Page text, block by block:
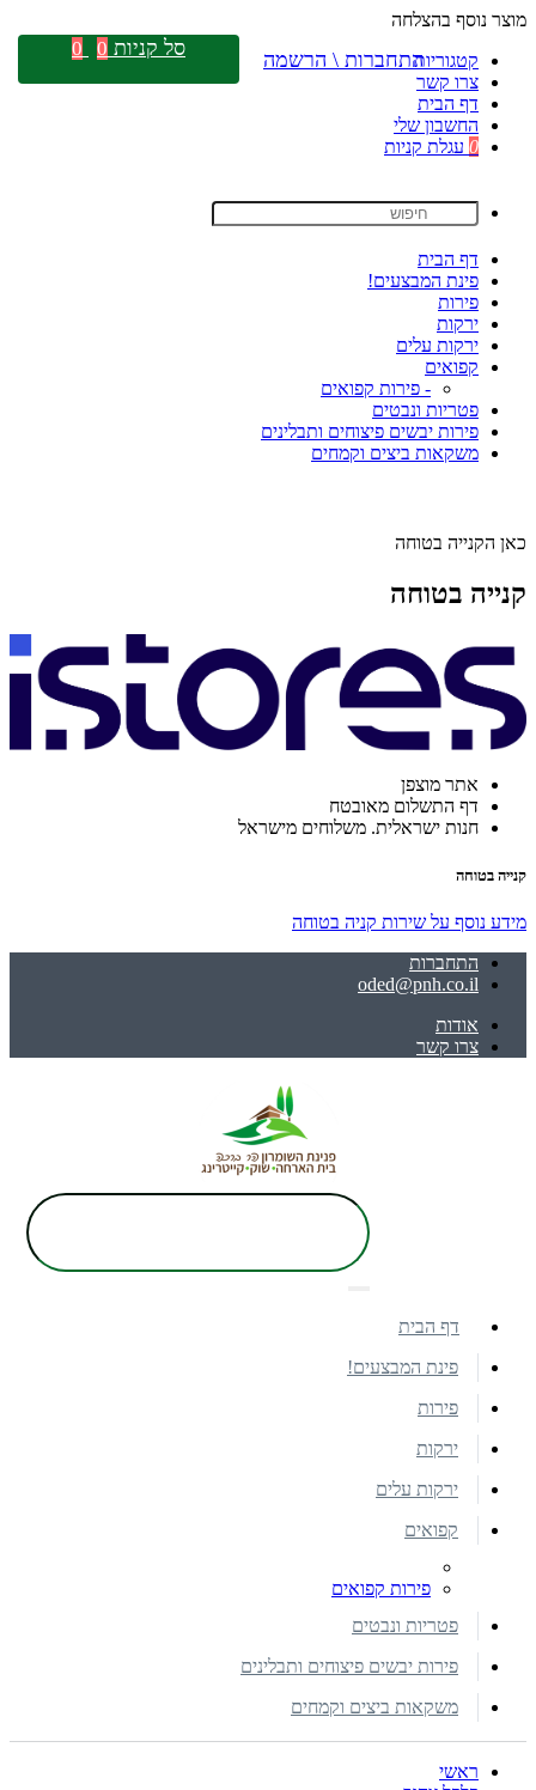
מוצר נוסף בהצלחה
קטגוריות
צרו קשר
דף הבית
החשבון שלי
0 עגלת קניות
דף הבית
פינת המבצעים!
פירות
ירקות
ירקות עלים
קפואים
- פירות קפואים
פטריות ונבטים
פירות יבשים פיצוחים ותבלינים
משקאות ביצים וקמחים
כאן הקנייה בטוחה
קנייה בטוחה
אתר מוצפן
דף התשלום מאובטח
חנות ישראלית. משלוחים מישראל
קנייה בטוחה
מידע נוסף על שירות קניה בטוחה
התחברות
oded@pnh.co.il
אודות
צרו קשר
התחברות \ הרשמה סל קניות 0
0
דף הבית
פינת המבצעים!
פירות
ירקות
ירקות עלים
קפואים
פירות קפואים
פטריות ונבטים
פירות יבשים פיצוחים ותבלינים
משקאות ביצים וקמחים
ראשי